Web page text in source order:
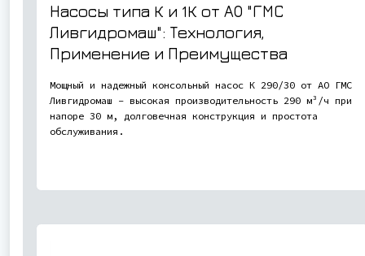
Насосы типа К и 1К от АО "ГМС
Ливгидромаш": Технология,
Применение и Преимущества
Мощный и надежный консольный насос К 290/30 от АО ГМС
Ливгидромаш - высокая производительность 290 м³/ч при
напоре 30 м, долговечная конструкция и простота
обслуживания.